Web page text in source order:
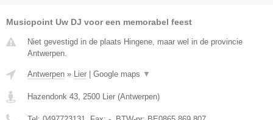
Musicpoint Uw DJ voor een memorabel feest
Niet gevestigd in de plaats Hingene, maar wel in de provincie
Antwerpen.
Antwerpen » Lier | Google maps ▼
Hazendonk 43 2500 Lier (Antwerpen)